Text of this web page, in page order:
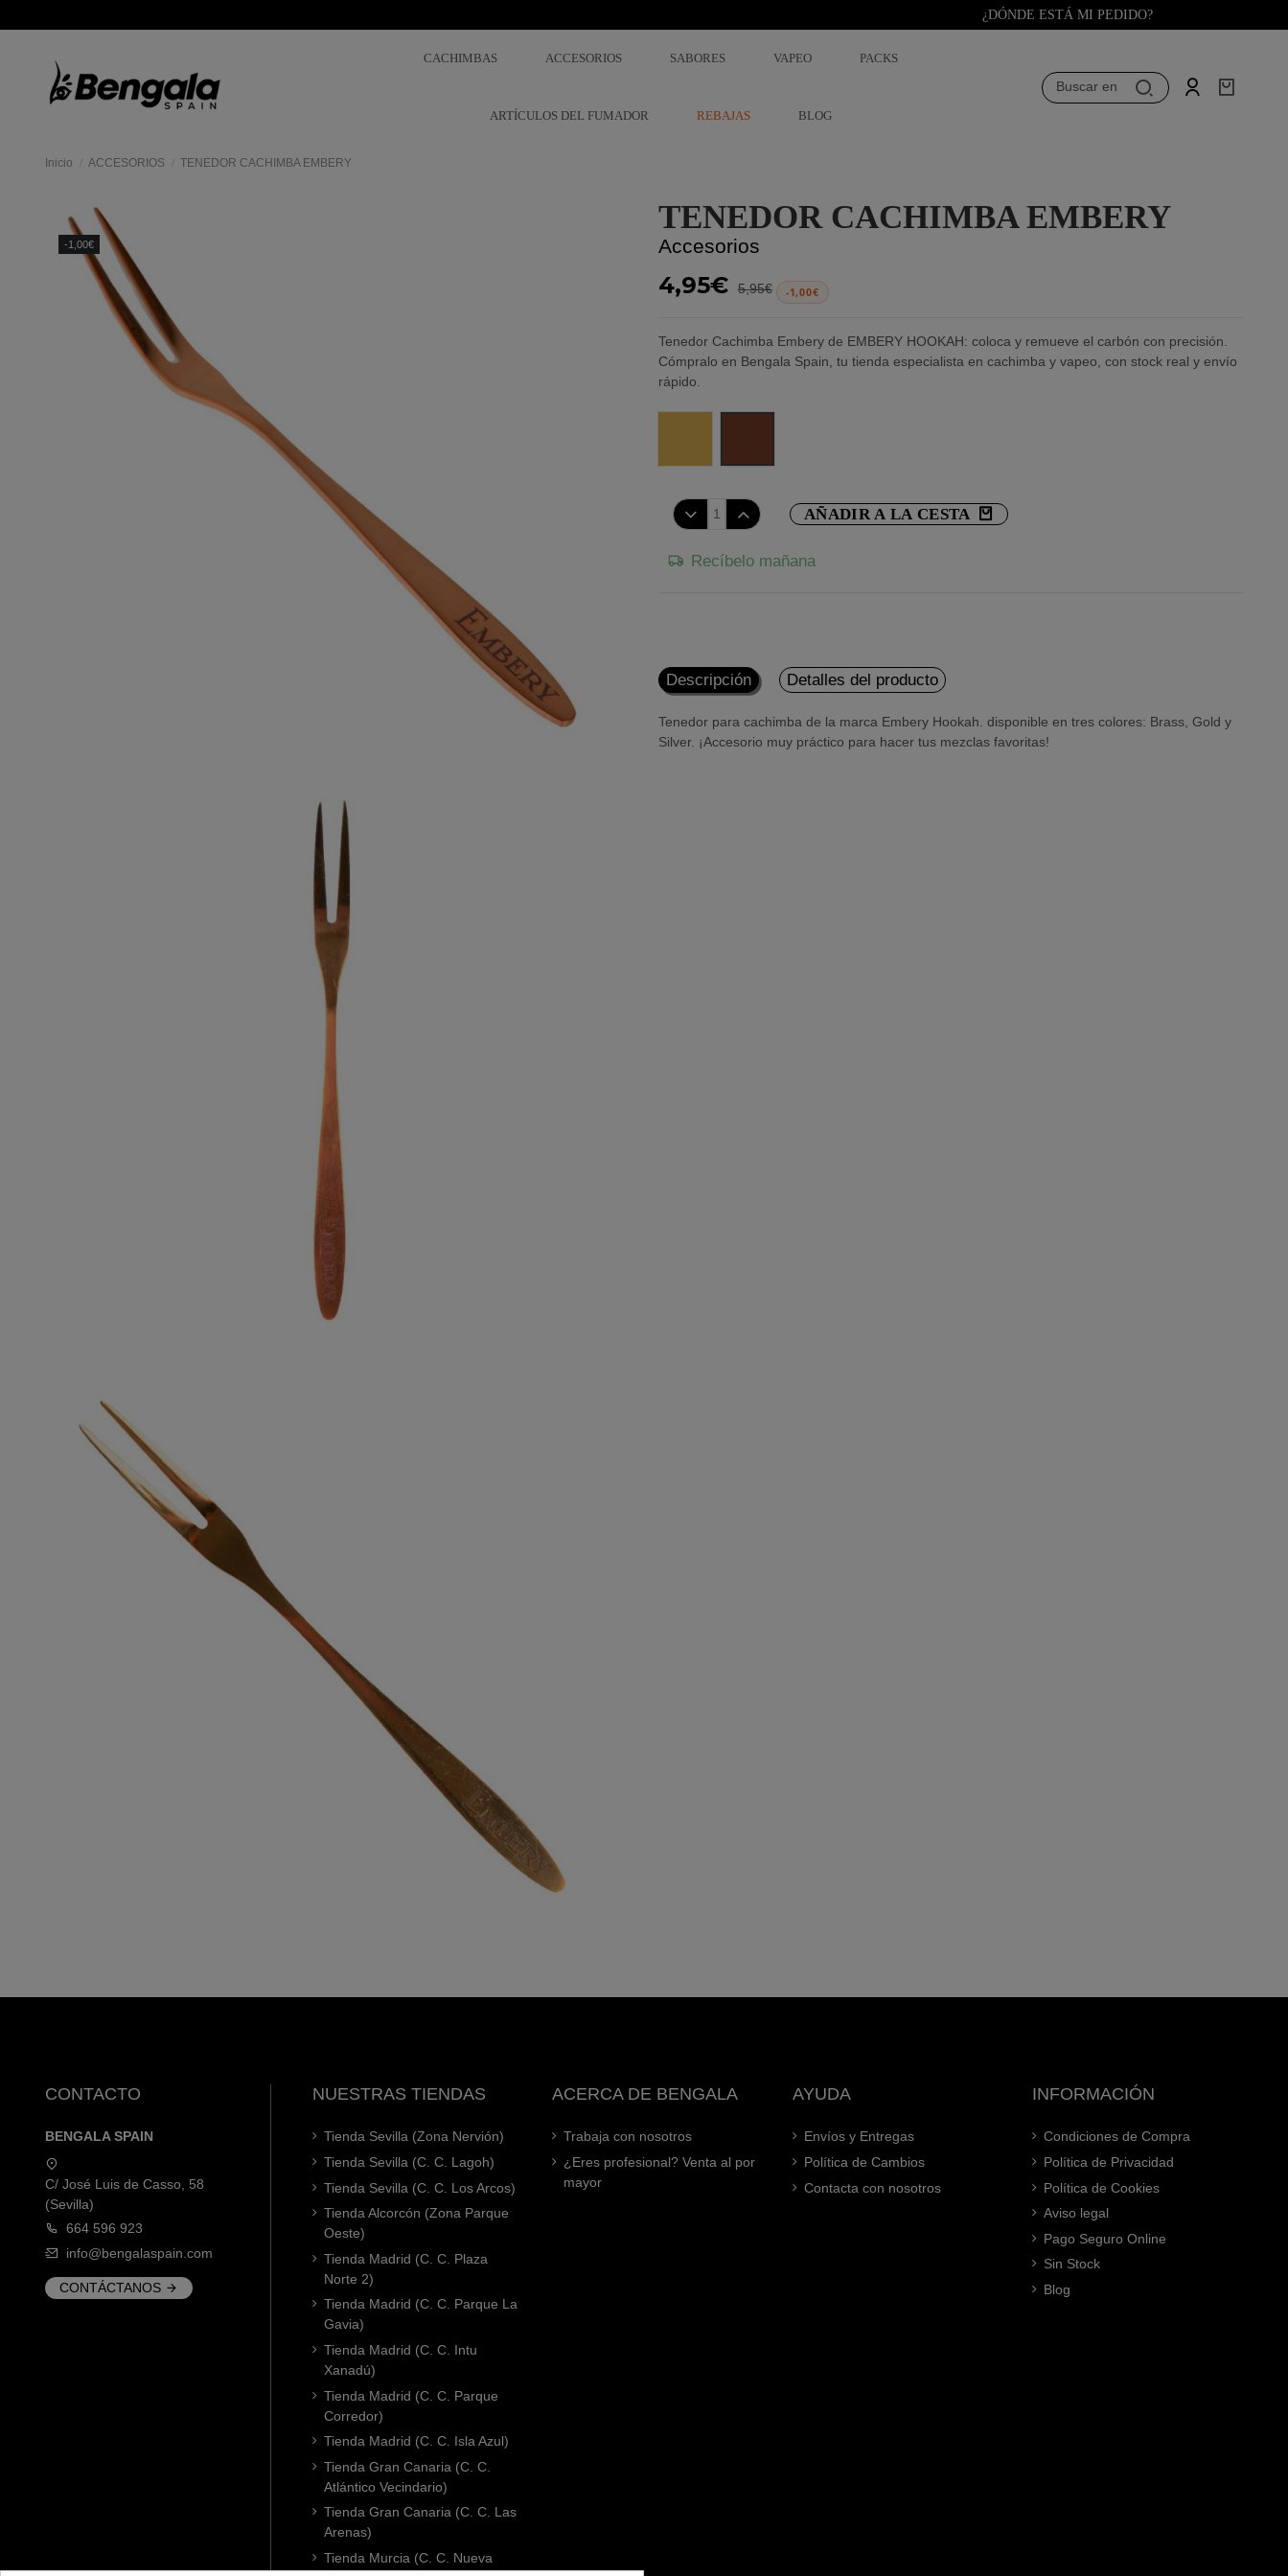
¿DÓNDE ESTÁ MI PEDIDO?
CACHIMBAS ACCESORIOS SABORES VAPEO PACKS
ARTÍCULOS DEL FUMADOR REBAJAS BLOG
Buscar en
Inicio ACCESORIOS TENEDOR CACHIMBA EMBERY
-1,00€
TENEDOR CACHIMBA EMBERY
Accesorios
4,95€ 5,95€ -1,00€
Tenedor Cachimba Embery de EMBERY HOOKAH: coloca y remueve el carbón con precisión.
Cómpralo en Bengala Spain, tu tienda especialista en cachimba y vapeo, con stock real y envío
rápido.
AÑADIR A LA CESTA
Recíbelo mañana
Descripción Detalles del producto
Tenedor para cachimba de la marca Embery Hookah. disponible en tres colores: Brass, Gold y
Silver. ¡Accesorio muy práctico para hacer tus mezclas favoritas!
CONTACTO
BENGALA SPAIN
C/ José Luis de Casso, 58
(Sevilla)
664 596 923
info@bengalaspain.com
CONTÁCTANOS
NUESTRAS TIENDAS
Tienda Sevilla (Zona Nervión)
Tienda Sevilla (C. C. Lagoh)
Tienda Sevilla (C. C. Los Arcos)
Tienda Alcorcón (Zona Parque
Oeste)
Tienda Madrid (C. C. Plaza
Norte 2)
Tienda Madrid (C. C. Parque La
Gavia)
Tienda Madrid (C. C. Intu
Xanadú)
Tienda Madrid (C. C. Parque
Corredor)
Tienda Madrid (C. C. Isla Azul)
Tienda Gran Canaria (C. C.
Atlántico Vecindario)
Tienda Gran Canaria (C. C. Las
Arenas)
Tienda Murcia (C. C. Nueva
ACERCA DE BENGALA
Trabaja con nosotros
¿Eres profesional? Venta al por
mayor
AYUDA
Envíos y Entregas
Política de Cambios
Contacta con nosotros
INFORMACIÓN
Condiciones de Compra
Política de Privacidad
Política de Cookies
Aviso legal
Pago Seguro Online
Sin Stock
Blog